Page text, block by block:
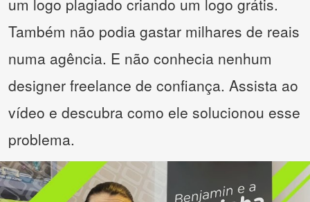
um logo plagiado criando um logo grátis.
Também não podia gastar milhares de reais
numa agência. E não conhecia nenhum
designer freelance de confiança. Assista ao
vídeo e descubra como ele solucionou esse
problema.